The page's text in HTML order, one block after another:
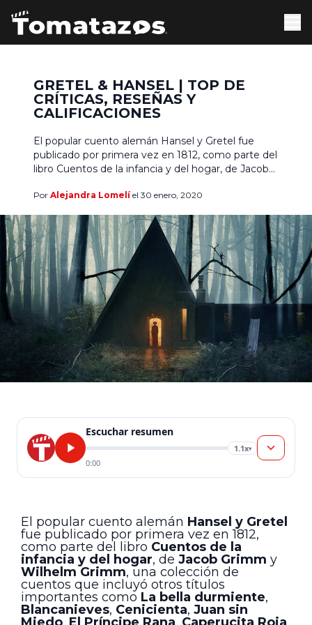
GRETEL & HANSEL | TOP DE
CRÍTICAS, RESEÑAS Y
CALIFICACIONES
El popular cuento alemán Hansel y Gretel fue
publicado por primera vez en 1812, como parte del
libro Cuentos de la infancia y del hogar, de Jacob
cuentos que incluyó otros títulos importantes
Cenicienta, Juan sin Miedo, El Príncipe Rana,
Caperucita Roja, entre […]
Por Alejandra Lomelíel 30 enero, 2020
Escuchar resumen
1.1x▾
0:00
El popular cuento alemán Hansel y Gretel
fue publicado por primera vez en 1812,
como parte del libro Cuentos de la
infancia y del hogar, de Jacob Grimm y
Wilhelm Grimm, una colección de
cuentos que incluyó otros títulos
importantes como La bella durmiente,
Blancanieves, Cenicienta, Juan sin